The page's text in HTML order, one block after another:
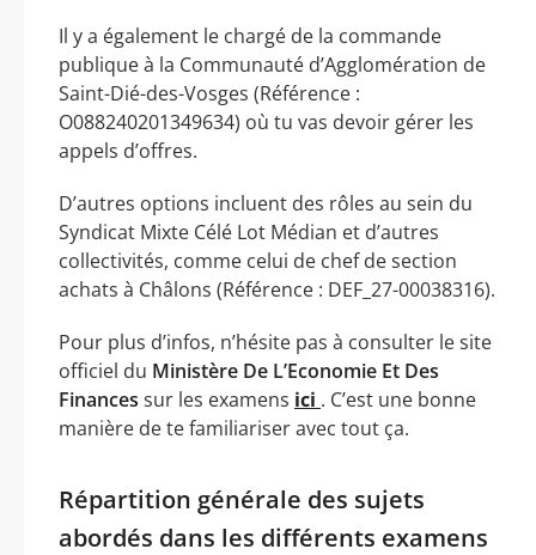
Il y a également le chargé de la commande
publique à la Communauté d’Agglomération de
Saint-Dié-des-Vosges (Référence :
O088240201349634) où tu vas devoir gérer les
appels d’offres.
D’autres options incluent des rôles au sein du
Syndicat Mixte Célé Lot Médian et d’autres
collectivités, comme celui de chef de section
achats à Châlons (Référence : DEF_27-00038316).
Pour plus d’infos, n’hésite pas à consulter le site
officiel du Ministère De L’Economie Et Des
Finances sur les examens ici . C’est une bonne
manière de te familiariser avec tout ça.
Répartition générale des sujets
abordés dans les différents examens